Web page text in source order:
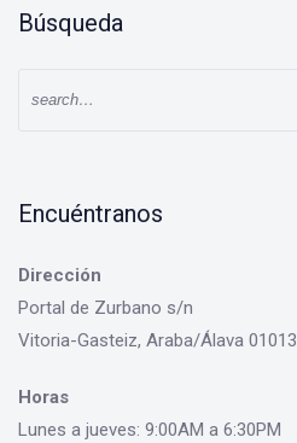
Búsqueda
Encuéntranos
Dirección
Portal de Zurbano s/n
Vitoria-Gasteiz, Araba/Álava 01013
Horas
Lunes a jueves: 9:00AM a 6:30PM